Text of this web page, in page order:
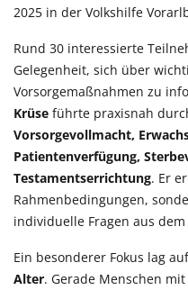
2025 in der Volkshilfe
Rund 30 interessierte
Gelegenheit, sich über
Vorsorgemaßnahmen zu
Krüse führte praxisnah
Vorsorgevollmacht,
Patientenverfügung,
Testamentserrichtung. Er
Rahmenbedingungen,
individuelle Fragen aus
Ein besonderer Fokus lag
Alter. Gerade Menschen